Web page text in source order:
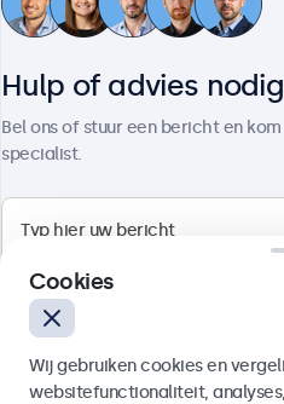
€ 569,00
Bekijken
Hulp of advies
Bel ons of stuur een bericht en
specialist.
Cookies
Wij gebruiken cookies en
websitefunctionaliteit,